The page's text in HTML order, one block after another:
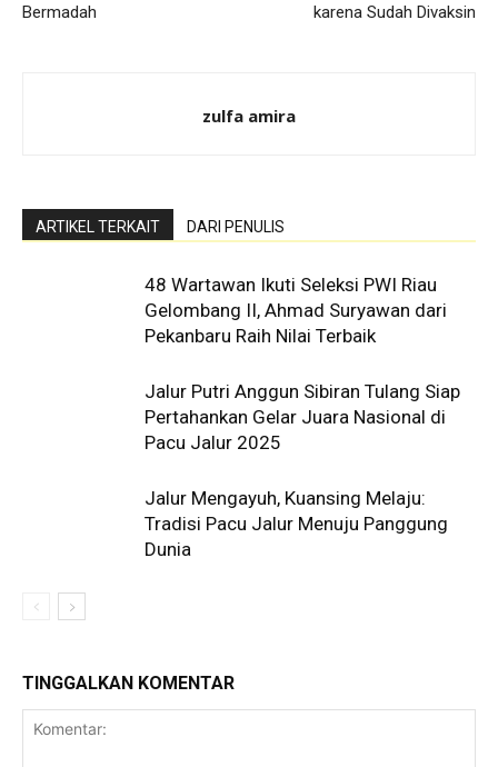
Bermadah
karena Sudah Divaksin
zulfa amira
ARTIKEL TERKAIT DARI PENULIS
48 Wartawan Ikuti Seleksi PWI Riau
Gelombang II, Ahmad Suryawan dari
Pekanbaru Raih Nilai Terbaik
Jalur Putri Anggun Sibiran Tulang Siap
Pertahankan Gelar Juara Nasional di
Pacu Jalur 2025
Jalur Mengayuh, Kuansing Melaju:
Tradisi Pacu Jalur Menuju Panggung
Dunia
TINGGALKAN KOMENTAR